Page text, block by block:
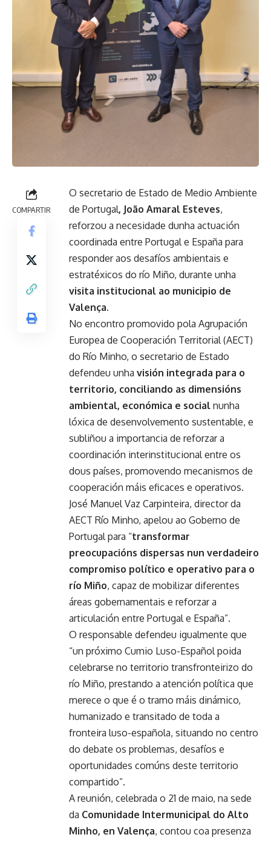
COMPARTIR
O secretario de Estado de Medio Ambiente
de Portugal, João Amaral Esteves,
reforzou a necesidade dunha actuación
coordinada entre Portugal e España para
responder aos desafíos ambientais e
estratéxicos do río Miño, durante unha
visita institucional ao municipio de
Valença.
No encontro promovido pola Agrupación
Europea de Cooperación Territorial (AECT)
do Río Minho, o secretario de Estado
defendeu unha visión integrada para o
territorio, conciliando as dimensións
ambiental, económica e social nunha
lóxica de desenvolvemento sustentable, e
subliñou a importancia de reforzar a
coordinación interinstitucional entre os
dous países, promovendo mecanismos de
cooperación máis eficaces e operativos.
José Manuel Vaz Carpinteira, director da
AECT Río Minho, apelou ao Goberno de
Portugal para “transformar
preocupacións dispersas nun verdadeiro
compromiso político e operativo para o
río Miño, capaz de mobilizar diferentes
áreas gobernamentais e reforzar a
articulación entre Portugal e España”.
O responsable defendeu igualmente que
“un próximo Cumio Luso-Español poida
celebrarse no territorio transfronteirizo do
río Miño, prestando a atención política que
merece o que é o tramo máis dinámico,
humanizado e transitado de toda a
fronteira luso-española, situando no centro
do debate os problemas, desafíos e
oportunidades comúns deste territorio
compartido”.
A reunión, celebrada o 21 de maio, na sede
da Comunidade Intermunicipal do Alto
Minho, en Valença, contou coa presenza